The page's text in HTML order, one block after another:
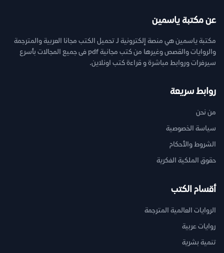
عن مكتبة ياسمين
مكتبة ياسمين هي منصة إلكترونية لـ تحميل الكتب مجانا العربية والمترجمة
والروايات والقصص وغيرها من كتب مجانية pdf فى جميع المجالات بأسرع
سيرفرات وروابط مباشرة و قراءة كتب اونلاين.
روابط سريعة
من نحن
سياسة الخصوصية
الشروط والأحكام
حقوق الملكية الفكرية
أقسام الكتب
الروايات العالمية المترجمة
روايات عربية
تنمية بشرية